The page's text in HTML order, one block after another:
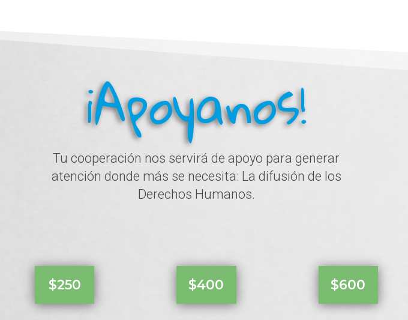
¡Apoyanos!
Tu cooperación nos servirá de apoyo para generar
atención donde más se necesita: La difusión de los
Derechos Humanos.
$250 $400 $600